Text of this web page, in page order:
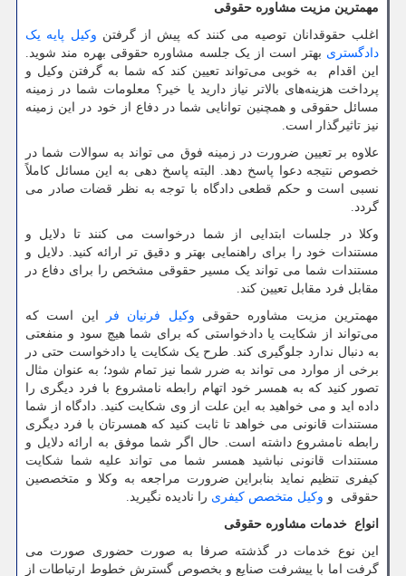
مهمترین مزیت مشاوره حقوقی
اغلب حقوقدانان توصیه می کنند که پیش از گرفتن وکیل پایه یک
دادگستری بهتر است از یک جلسه مشاوره حقوقی بهره مند شوید.
این اقدام به خوبی می‌تواند تعیین کند که شما به گرفتن وکیل و
پرداخت هزینه‌های بالاتر نیاز دارید یا خیر؟ معلومات شما در زمینه
مسائل حقوقی و همچنین توانایی شما در دفاع از خود در این زمینه
نیز تاثیرگذار است.
علاوه بر تعیین ضرورت در زمینه فوق می تواند به سوالات شما در
خصوص نتیجه دعوا پاسخ دهد. البته پاسخ دهی به این مسائل کاملاً
نسبی است و حکم قطعی دادگاه با توجه به نظر قضات صادر می
گردد.
وکلا در جلسات ابتدایی از شما درخواست می کنند تا دلایل و
مستندات خود را برای راهنمایی بهتر و دقیق تر ارائه کنید. دلایل و
مستندات شما می تواند یک مسیر حقوقی مشخص را برای دفاع در
مقابل فرد مقابل تعیین کند.
مهمترین مزیت مشاوره حقوقی وکیل فرنیان فر
این است که
می‌تواند از شکایت یا دادخواستی که برای شما هیچ سود و منفعتی
به دنبال ندارد جلوگیری کند. طرح یک شکایت یا دادخواست حتی در
برخی از موارد می تواند به ضرر شما نیز تمام شود؛ به عنوان مثال
تصور کنید که به همسر خود اتهام رابطه نامشروع با فرد دیگری را
داده اید و می خواهید به این علت از وی شکایت کنید. دادگاه از شما
مستندات قانونی می خواهد تا ثابت کنید که همسرتان با فرد دیگری
رابطه نامشروع داشته است. حال اگر شما موفق به ارائه دلایل و
مستندات قانونی نباشید همسر شما می تواند علیه شما شکایت
کیفری تنظیم نماید بنابراین ضرورت مراجعه به وکلا و متخصصین
حقوقی و وکیل متخصص کیفری را نادیده نگیرید.
انواع خدمات مشاوره حقوقی
این نوع خدمات در گذشته صرفا به صورت حضوری صورت می
گرفت اما با پیشرفت صنایع و بخصوص گسترش خطوط ارتباطات از